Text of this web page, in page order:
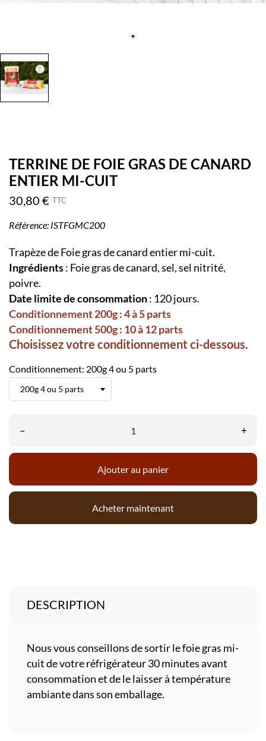
TERRINE DE FOIE GRAS DE CANARD
ENTIER MI-CUIT
30,80 € TTC
Référence: ISTFGMC200
Trapèze de Foie gras de canard entier mi-cuit.
Ingrédients: Foie gras de canard, sel, sel nitrité,
poivre.
Date limite de consommation: 120 jours.
Conditionnement 200g : 4 à 5 parts
Conditionnement 500g : 10 à 12 parts
Choisissez votre conditionnement ci-dessous.
Conditionnement: 200g 4 ou 5 parts
– +
Ajouter au panier
Acheter maintenant
DESCRIPTION
Nous vous conseillons de sortir le foie gras mi-
cuit de votre réfrigérateur 30 minutes avant
consommation et de le laisser à température
ambiante dans son emballage.